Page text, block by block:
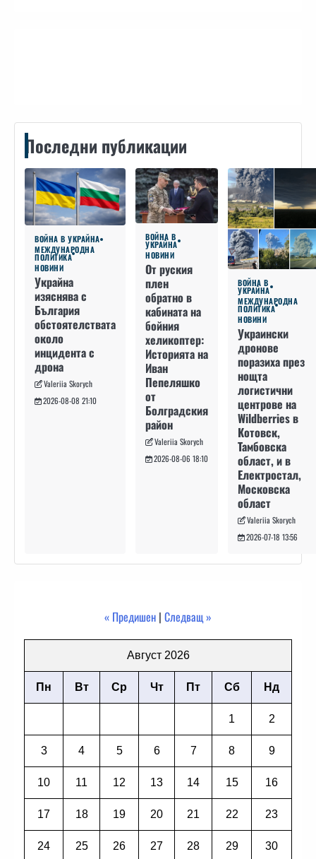
Последни публикации
ВОЙНА В УКРАЙНА
МЕЖДУНАРОДНА
ПОЛИТИКА
НОВИНИ
Украйна
изяснява с
България
обстоятелствата
около
инцидента с
дрона
Valeriia Skorych
2026-08-08 21:10
ВОЙНА В
УКРАЙНА
НОВИНИ
От руския
плен
обратно в
кабината на
бойния
хеликоптер:
Историята на
Иван
Пепеляшко
от
Болградския
район
Valeriia Skorych
2026-08-06 18:10
ВОЙНА В
УКРАЙНА
МЕЖДУНАРОДНА
ПОЛИТИКА
НОВИНИ
Украински
дронове
поразиха през
нощта
логистични
центрове на
Wildberries в
Котовск,
Тамбовска
област, и в
Електростал,
Московска
област
Valeriia Skorych
2026-07-18 13:56
« Предишен | Следващ »
Август 2026
Пн Вт Ср Чт Пт Сб Нд
1 2
3 4 5 6 7 8 9
10 11 12 13 14 15 16
17 18 19 20 21 22 23
24 25 26 27 28 29 30